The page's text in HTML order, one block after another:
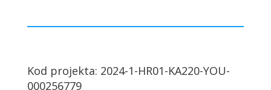
Kod projekta: 2024-1-HR01-KA220-YOU-
000256779